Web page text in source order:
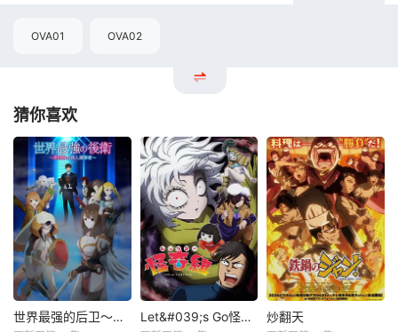
OVA01 OVA02
猜你喜欢
世界最强的后卫～迷宫国的新人探索者～ Let&#039;s Go怪奇组 炒翻天